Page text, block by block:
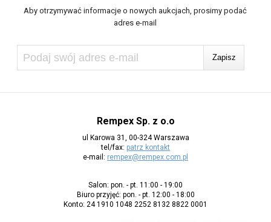
Aby otrzymywać informacje o nowych aukcjach, prosimy podać
adres e-mail
Rempex Sp. z o.o
ul Karowa 31, 00-324 Warszawa
tel/fax: patrz kontakt
e-mail: rempex@rempex.com.pl
Salon: pon. - pt. 11:00 - 19:00
Biuro przyjęć: pon. - pt. 12:00 - 18:00
Konto: 24 1910 1048 2252 8132 8822 0001